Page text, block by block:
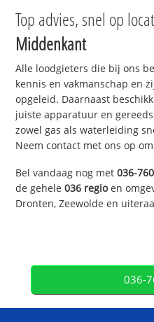
Top advies, snel op
Middenkant
Alle loodgieters die bij ons
kennis en vakmanschap en
opgeleid. Daarnaast
juiste apparatuur en
zowel gas als waterleiding
Neem contact met ons op
Bel vandaag nog met036-
de gehele036 regioen
Dronten, Zeewolde en
036-